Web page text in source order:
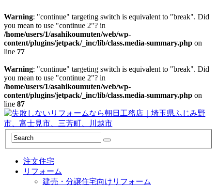
Warning: "continue" targeting switch is equivalent to "break". Did
you mean to use "continue 2"? in
/home/users/1/asahikoumuten/web/wp-
content/plugins/jetpack/_inc/lib/class.media-summary.php on
line 77
Warning: "continue" targeting switch is equivalent to "break". Did
you mean to use "continue 2"? in
/home/users/1/asahikoumuten/web/wp-
content/plugins/jetpack/_inc/lib/class.media-summary.php on
line 87
注文住宅
リフォーム
建売・分譲住宅向けリフォーム